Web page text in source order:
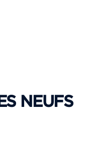
NEUFS